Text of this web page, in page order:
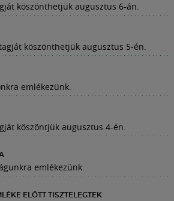
köszönthetjük augusztus 6-án.
köszönthetjük augusztus 5-én.
emlékezünk.
köszöntjük augusztus 4-én.
emlékezünk.
ELŐTT TISZTELEGTEK